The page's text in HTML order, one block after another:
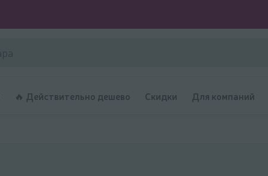
🔥 Действительно дешево Скидки Для компаний